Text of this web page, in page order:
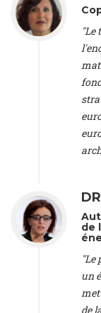
Lausanne
Oeschger
Bern
University of
,
Gregoire
,
Sahakian -
(Switzerland),
University of
Rovira i Virgili
Nathan Méténier
and
Founder
, Youth
Head
Isabelle
,
Research
"Le
de
"Le
un
de